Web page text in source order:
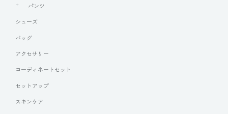
パンツ
シューズ
バッグ
アクセサリー
コーディネートセット
セットアップ
スキンケア